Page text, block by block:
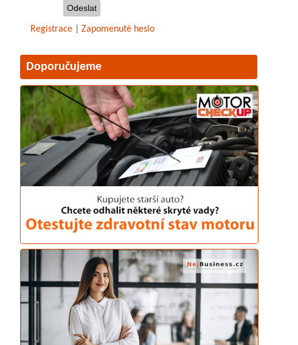
Registrace Zapomenuté heslo
Doporučujeme